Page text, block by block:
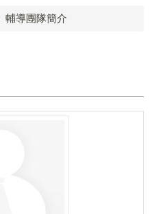
輔導團隊簡介